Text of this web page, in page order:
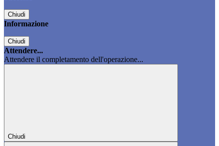
Chiudi
Informazione
Chiudi
Attendere...
Attendere il completamento dell'operazione...
Chiudi